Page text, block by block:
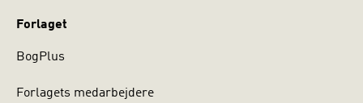
Forlaget
BogPlus
Forlagets medarbejdere